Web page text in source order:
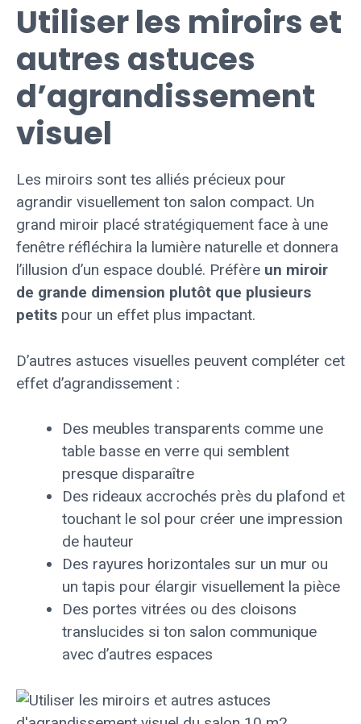
Utiliser les miroirs et
autres astuces
d’agrandissement
visuel
Les miroirs sont tes alliés précieux pour
agrandir visuellement ton salon compact. Un
grand miroir placé stratégiquement face à une
fenêtre réfléchira la lumière naturelle et donnera
l’illusion d’un espace doublé. Préfère un miroir
de grande dimension plutôt que plusieurs
petits pour un effet plus impactant.
D’autres astuces visuelles peuvent compléter cet
effet d’agrandissement :
Des meubles transparents comme une
table basse en verre qui semblent
presque disparaître
Des rideaux accrochés près du plafond et
touchant le sol pour créer une impression
de hauteur
Des rayures horizontales sur un mur ou
un tapis pour élargir visuellement la pièce
Des portes vitrées ou des cloisons
translucides si ton salon communique
avec d’autres espaces